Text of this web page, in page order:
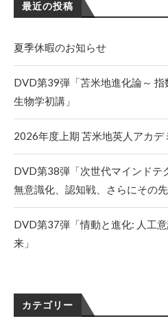
最近の投稿
夏季休暇のお知らせ
DVD第39弾「苫米地進化論～
生物学初講」
2026年度上期 苫米地英人アカデ
DVD第38弾「次世代マインドテ
無意識化、認知戦、さらにその先
DVD第37弾「情動と進化: 人工
来」
カテゴリー